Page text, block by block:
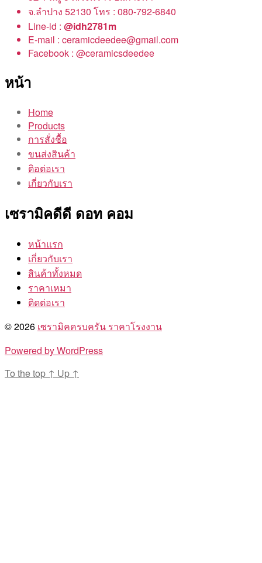
จ.ลำปาง 52130 โทร : 080-792-6840
Line-id : @idh2781m
E-mail : ceramicdeedee@gmail.com
Facebook : @ceramicsdeedee
หน้า
Home
Products
การสั่งชื้อ
ขนส่งสินค้า
ติอต่อเรา
เกี่ยวกับเรา
เซรามิคดีดี ดอท คอม
หน้าแรก
เกี่ยวกับเรา
สินค้าทั้งหมด
ราคาเหมา
ติดต่อเรา
© 2026 เซรามิคครบครัน ราคาโรงงาน
Powered by WordPress
To the top ↑ Up ↑